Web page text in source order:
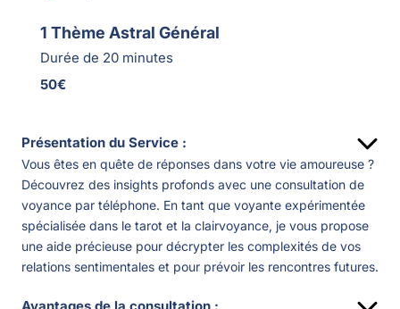
1 Thème Astral Général
Durée de 20 minutes
50€
Présentation du Service :
Vous êtes en quête de réponses dans votre vie amoureuse ?
Découvrez des insights profonds avec une consultation de
voyance par téléphone. En tant que voyante expérimentée
spécialisée dans le tarot et la clairvoyance, je vous propose
une aide précieuse pour décrypter les complexités de vos
relations sentimentales et pour prévoir les rencontres futures.